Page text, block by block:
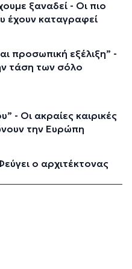
ξαναδεί - Οι πιο
έχουν καταγραφεί
προσωπική εξέλιξη” -
τάση των σόλο
- Οι ακραίες καιρικές
την Ευρώπη
ο αρχιτέκτονας